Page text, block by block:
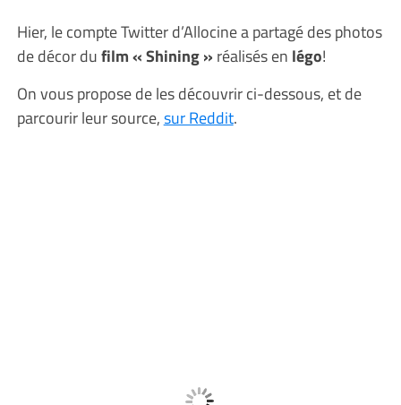
Hier, le compte Twitter d’Allocine a partagé des photos
de décor dufilm « Shining » réalisés en légo!
On vous propose de les découvrir ci-dessous, et de
parcourir leur source,sur Reddit.